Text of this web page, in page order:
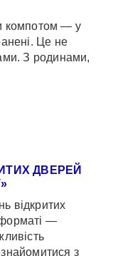
компотом — у
Це не
З родинами,
ДВЕРЕЙ
відкритих
—
з